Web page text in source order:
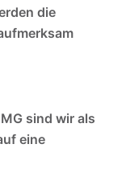
die
sind wir als
eine